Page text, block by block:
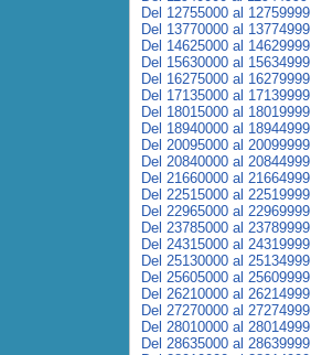
Del 12755000 al 12759999
Del 13770000 al 13774999
Del 14625000 al 14629999
Del 15630000 al 15634999
Del 16275000 al 16279999
Del 17135000 al 17139999
Del 18015000 al 18019999
Del 18940000 al 18944999
Del 20095000 al 20099999
Del 20840000 al 20844999
Del 21660000 al 21664999
Del 22515000 al 22519999
Del 22965000 al 22969999
Del 23785000 al 23789999
Del 24315000 al 24319999
Del 25130000 al 25134999
Del 25605000 al 25609999
Del 26210000 al 26214999
Del 27270000 al 27274999
Del 28010000 al 28014999
Del 28635000 al 28639999